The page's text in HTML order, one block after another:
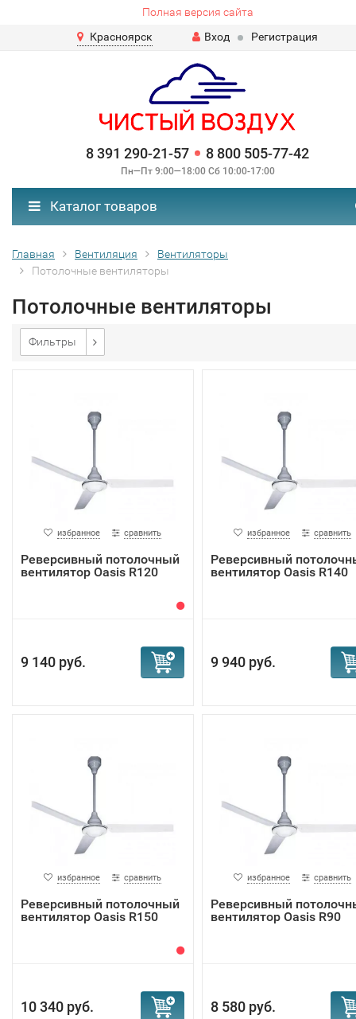
Полная версия сайта
Красноярск
Вход Регистрация
8 391 290-21-57 8 800 505-77-42
Пн—Пт 9:00—18:00 Сб 10:00-17:00
Каталог товаров
Главная Вентиляция
Вентиляторы
Потолочные вентиляторы
Потолочные вентиляторы
Фильтры
избранное сравнить
Реверсивный потолочный
вентилятор Oasis R120
9 140 руб.
избранное сравнить
Реверсивный
вентилятор Oasis R140
9 940 руб.
избранное сравнить
Реверсивный потолочный
вентилятор Oasis R150
10 340 руб.
избранное сравнить
Реверсивный
вентилятор Oasis R90
8 580 руб.